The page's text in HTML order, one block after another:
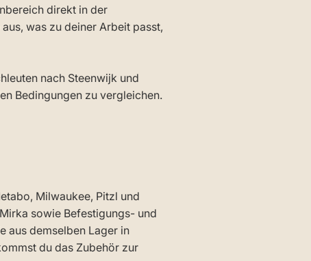
direkt in der
was zu deiner Arbeit passt,
nach Steenwijk und
Bedingungen zu vergleichen.
Milwaukee, Pitzl und
sowie Befestigungs- und
aus demselben Lager in
du das Zubehör zur